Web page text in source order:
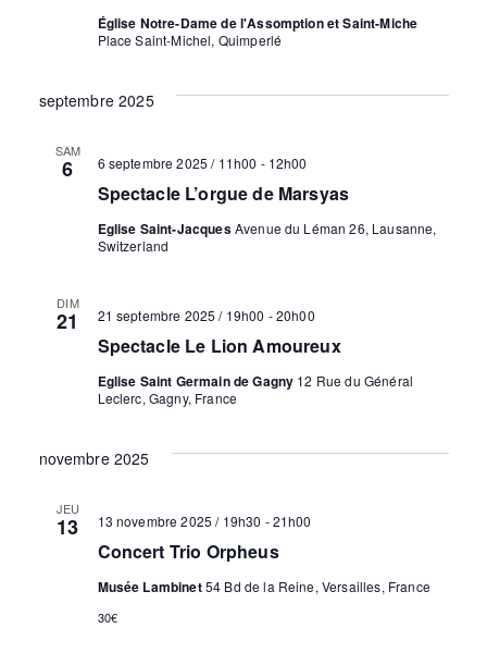
e
t
Église Notre-Dame de l'Assomption et Saint-Miche
Place Saint-Michel, Quimperlé
septembre 2025
SAM
6
Spectacle L’orgue de Marsyas
6 septembre 2025 / 11h00 - 12h00
Eglise Saint-JacquesAvenue du Léman 26, Lausanne,
Switzerland
DIM
21
Spectacle Le Lion Amoureux
21 septembre 2025 / 19h00 -20h00
Eglise Saint Germain de Gagny 12 Rue du Général
Leclerc, Gagny, France
novembre 2025
JEU
13
Concert Trio Orpheus
13 novembre 2025 / 19h30 -21h00
Musée Lambinet54 Bd de la Reine, Versailles, France
30€